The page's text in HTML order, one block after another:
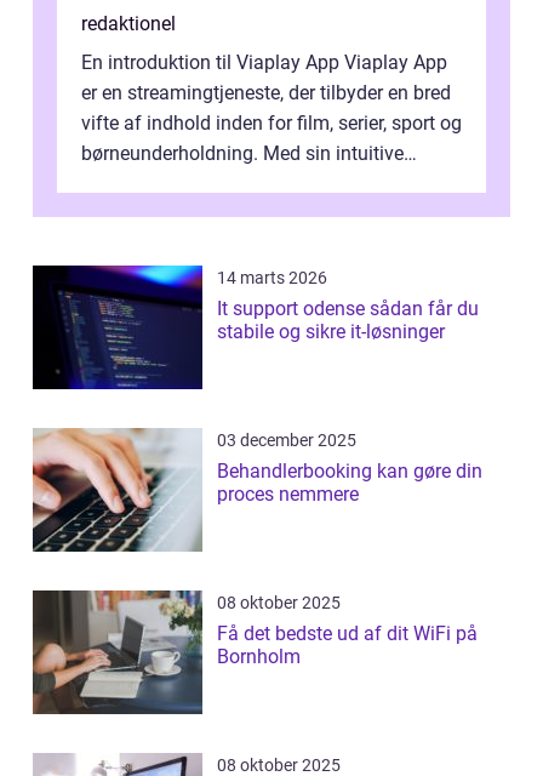
redaktionel
En introduktion til Viaplay App Viaplay App
er en streamingtjeneste, der tilbyder en bred
vifte af indhold inden for film, serier, sport og
børneunderholdning. Med sin intuitive
14 marts 2026
It support odense sådan får du
stabile og sikre it-løsninger
03 december 2025
Behandlerbooking kan gøre din
proces nemmere
08 oktober 2025
Få det bedste ud af dit WiFi på
Bornholm
08 oktober 2025